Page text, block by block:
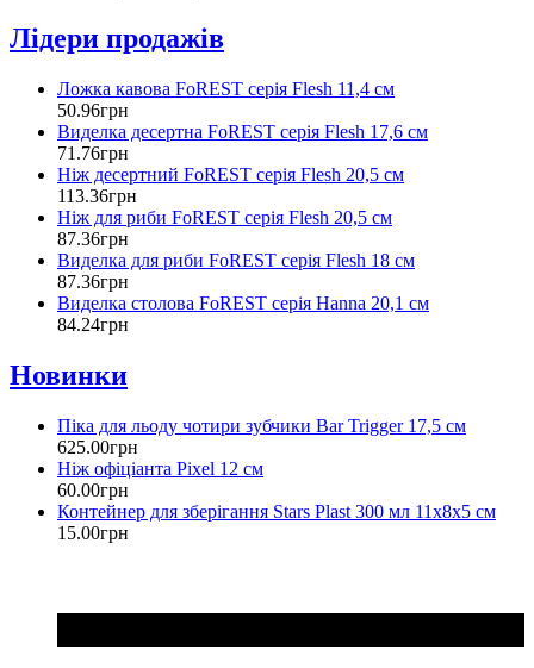
Лідери продажів
Ложка кавова FoREST серія Flesh 11,4 см
50.96грн
Виделка десертна FoREST серія Flesh 17,6 см
71 .76грн
Ніж десертний FoREST серія Flesh 20,5 см
113.36грн
Ніж для риби FoREST серія Flesh 20,5 см
87.36грн
Виделка для риби FoREST серія Flesh 18 см
87.36грн
Виделка столова FoREST серія Hanna 20,1 см
84.24грн
Новинки
Піка для льоду чотири зубчики Bar Trigger 17,5 см
625.00грн
Ніж офіціанта Pixel 12 см
60.00грн
Контейнер для зберігання Stars Plast 300 мл 11х8х5 см
15.00грн